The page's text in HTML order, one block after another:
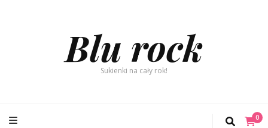
Blu rock
Sukienki na cały rok!
0